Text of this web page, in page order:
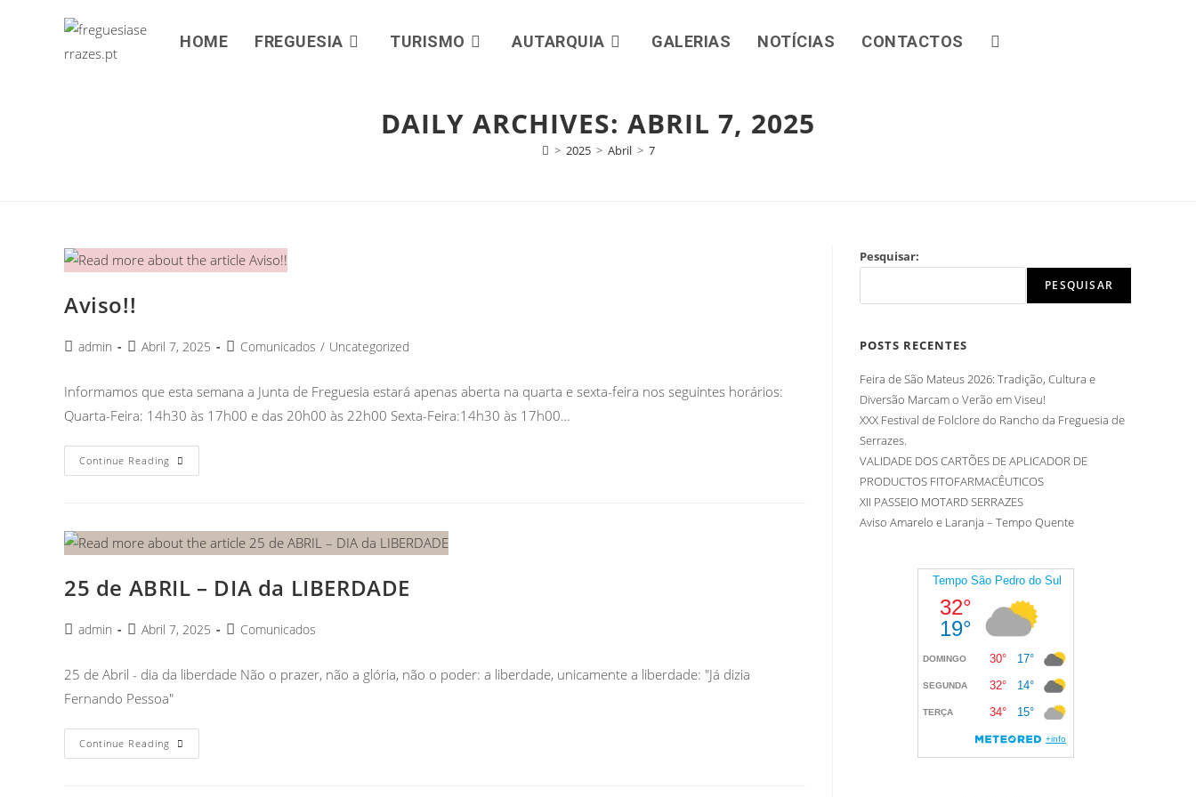
HOME FREGUESIA TURISMO AUTARQUIA GALERIAS NOTÍCIAS CONTACTOS
DAILY ARCHIVES: ABRIL 7, 2025
> 2025 > Abril > 7
Aviso!!
admin Abril 7, 2025 Comunicados / Uncategorized
Informamos que esta semana a Junta de Freguesia estará apenas aberta na quarta e sexta-feira nos seguintes horários:
Quarta-Feira: 14h30 às 17h00 e das 20h00 às 22h00 Sexta-Feira:14h30 às 17h00…
Continue Reading
25 de ABRIL – DIA da LIBERDADE
admin Abril 7, 2025 Comunicados
25 de Abril - dia da liberdade Não o prazer, não a glória, não o poder: a liberdade, unicamente a liberdade: "Já dizia
Fernando Pessoa"
Continue Reading
Pesquisar:
PESQUISAR
POSTS RECENTES
Feira de São Mateus 2026: Tradição, Cultura e
Diversão Marcam o Verão em Viseu!
XXX Festival de Folclore do Rancho da Freguesia de
Serrazes.
VALIDADE DOS CARTÕES DE APLICADOR DE
PRODUCTOS FITOFARMACÊUTICOS
XII PASSEIO MOTARD SERRAZES
Aviso Amarelo e Laranja – Tempo Quente